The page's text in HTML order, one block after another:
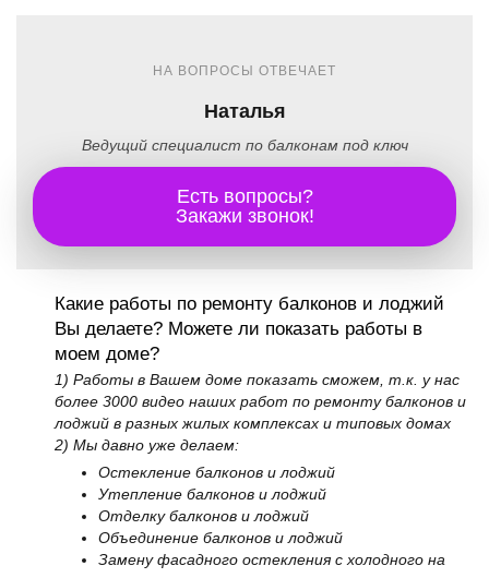
НА ВОПРОСЫ ОТВЕЧАЕТ
Наталья
Ведущий специалист по балконам под ключ
Есть вопросы?
Закажи звонок!
Какие работы по ремонту балконов и лоджий
Вы делаете? Можете ли показать работы в
моем доме?
1) Работы в Вашем доме показать сможем, т.к. у нас
более 3000 видео наших работ по ремонту балконов и
лоджий в разных жилых комплексах и типовых домах
2) Мы давно уже делаем:
Остекление балконов и лоджий
Утепление балконов и лоджий
Отделку балконов и лоджий
Объединение балконов и лоджий
Замену фасадного остекления с холодного на